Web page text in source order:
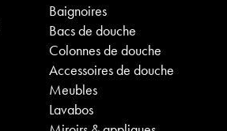
Baignoires
Bacs de douche
Colonnes de douche
Accessoires de douche
Meubles
Lavabos